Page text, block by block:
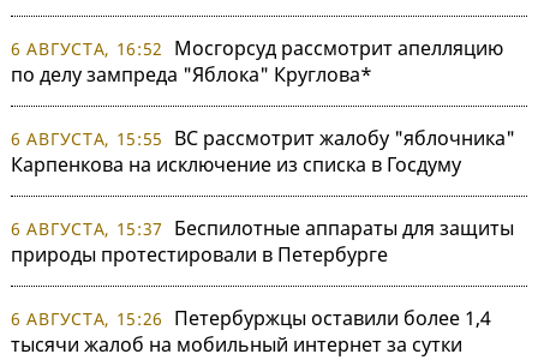
6 АВГУСТА, 16:52
Мосгорсуд рассмотрит апелляцию
по делу зампреда "Яблока" Круглова*
6 АВГУСТА, 15:55
ВС рассмотрит жалобу "яблочника"
Карпенкова на исключение из списка в Госдуму
6 АВГУСТА, 15:37
Беспилотные аппараты для защиты
природы протестировали в Петербурге
6 АВГУСТА, 15:26
Петербуржцы оставили более 1,4
тысячи жалоб на мобильный интернет за сутки